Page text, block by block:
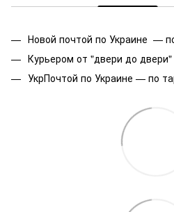
Новой почтой по Украине —
Курьером от "двери до
УкрПочтой по Украине — по